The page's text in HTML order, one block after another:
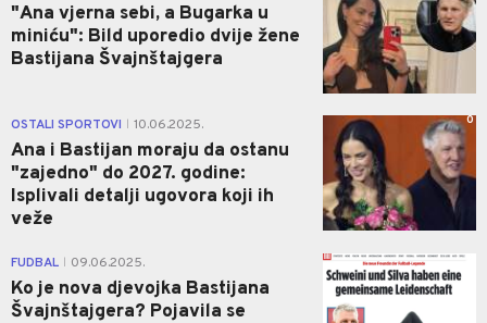
"Ana vjerna sebi, a Bugarka u
miniću": Bild uporedio dvije žene
Bastijana Švajnštajgera
OSTALI SPORTOVI 10.06.2025.
Ana i Bastijan moraju da ostanu
"zajedno" do 2027. godine:
Isplivali detalji ugovora koji ih
veže
0
FUDBAL 09.06.2025.
Ko je nova djevojka Bastijana
Švajnštajgera? Pojavila se